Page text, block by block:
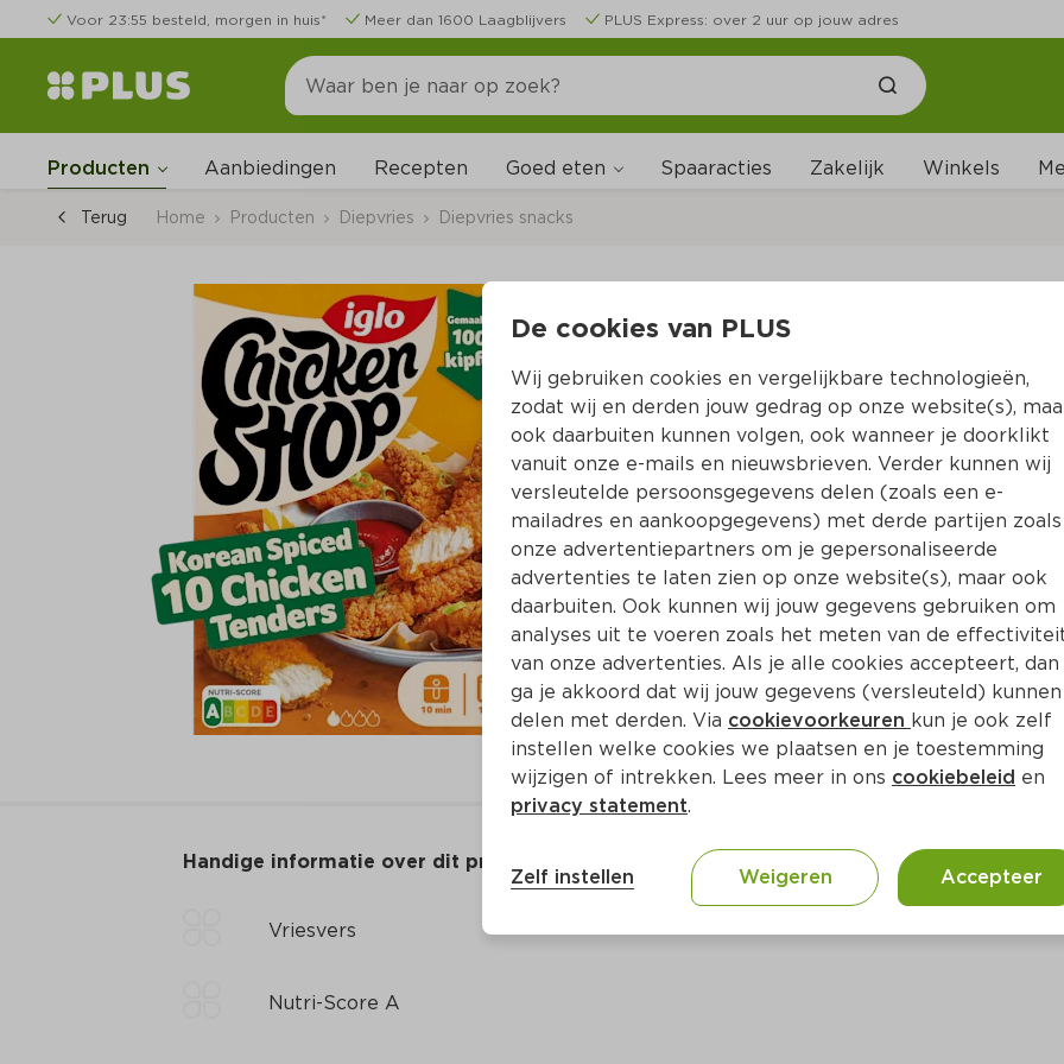
Voor 23:55 besteld, morgen in huis* Meer dan 1600 Laagblijvers PLUS Express: over 2 uur op jouw adres
Producten Aanbiedingen Recepten Goed eten Spaaracties Zakelijk Winkels
Terug Home Producten Diepvries Diepvries snacks
Iglo Chicken shop
Per Doos 300 g  (per kilo €19.97)
5.99
Toevoegen
Handige informatie over dit product
Vriesvers
Nutri-Score A
De cookies van PLUS
Wij gebruiken cookies en vergelijkbare technologieën,
zodat wij en derden jouw gedrag op onze website(s),
ook daarbuiten kunnen volgen, ook wanneer je doorklikt
vanuit onze e-mails en nieuwsbrieven. Verder kunnen wij
versleutelde persoonsgegevens delen (zoals een e-
mailadres en aankoopgegevens) met derde partijen zoals
onze advertentiepartners om je gepersonaliseerde
advertenties te laten zien op onze website(s), maar ook
daarbuiten. Ook kunnen wij jouw gegevens gebruiken om
analyses uit te voeren zoals het meten van de
van onze advertenties. Als je alle cookies accepteert, dan
ga je akkoord dat wij jouw gegevens (versleuteld) kunnen
delen met derden. Via cookievoorkeuren kun je ook zelf
instellen welke cookies we plaatsen en je toestemming
wijzigen of intrekken. Lees meer in ons cookiebeleid en
privacy statement.
Zelf instellen Weigeren Accepteer